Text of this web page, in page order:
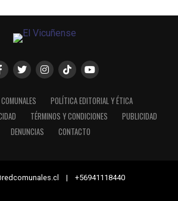
POLÍTICA EDITORIAL Y ÉTICA
TÉRMINOS Y CONDICIONES
PUBLICIDAD
DENUNCIAS
CONTACTO
| +56941118440